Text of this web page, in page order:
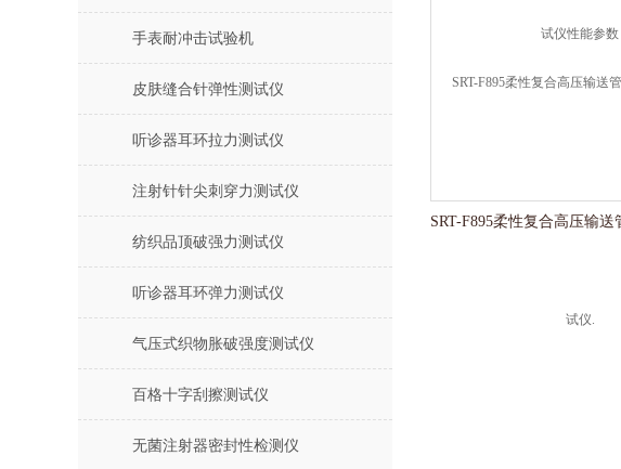
手表耐冲击试验机
皮肤缝合针弹性测试仪
听诊器耳环拉力测试仪
注射针针尖刺穿力测试仪
纺织品顶破强力测试仪
听诊器耳环弹力测试仪
气压式织物胀破强度测试仪
百格十字刮擦测试仪
无菌注射器密封性检测仪